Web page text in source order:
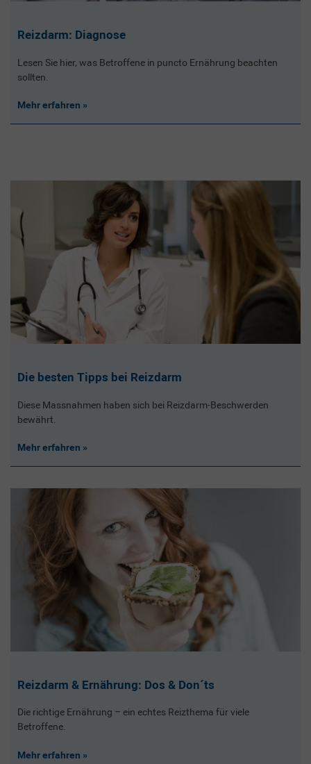
Reizdarm: Diagnose
Lesen Sie hier, was Betroffene in puncto Ernährung beachten
sollten.
Mehr erfahren
Die besten Tipps bei Reizdarm
Diese Massnahmen haben sich bei Reizdarm-Beschwerden
bewährt.
Mehr erfahren
Reizdarm & Ernährung: Dos & Don´ts
Die richtige Ernährung – ein echtes Reizthema für viele
Betroffene.
Mehr erfahren